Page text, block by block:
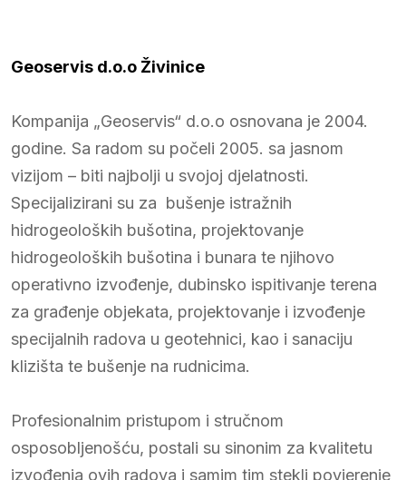
Geoservis d.o.o Živinice
Kompanija „Geoservis“ d.o.o osnovana je 2004.
godine. Sa radom su počeli 2005. sa jasnom
vizijom – biti najbolji u svojoj djelatnosti.
Specijalizirani su za bušenje istražnih
hidrogeoloških bušotina, projektovanje
hidrogeoloških bušotina i bunara te njihovo
operativno izvođenje, dubinsko ispitivanje terena
za građenje objekata, projektovanje i izvođenje
specijalnih radova u geotehnici, kao i sanaciju
klizišta te bušenje na rudnicima.
Profesionalnim pristupom i stručnom
osposobljenošću, postali su sinonim za kvalitetu
izvođenja ovih radova i samim tim stekli povjerenje